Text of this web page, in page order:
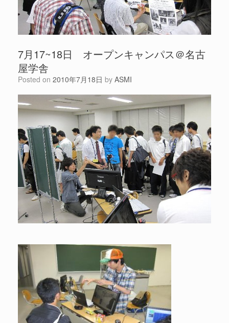
7月17~18日 オープンキャンパス＠名古
屋学舎
Posted on 2010年7月18日 by ASMI